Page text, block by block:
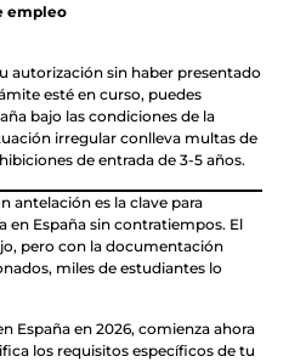
empleo
autorización sin haber presentado
esté en curso, puedes
bajo las condiciones de la
irregular conlleva multas de
de entrada de 3-5 años.
antelación es la clave para
en España sin contratiempos. El
pero con la documentación
miles de estudiantes lo
España en 2026, comienza ahora
los requisitos específicos de tu